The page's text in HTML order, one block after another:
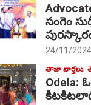
సంగెం
24/11/2024
తాజా వార్తలు
Odela: